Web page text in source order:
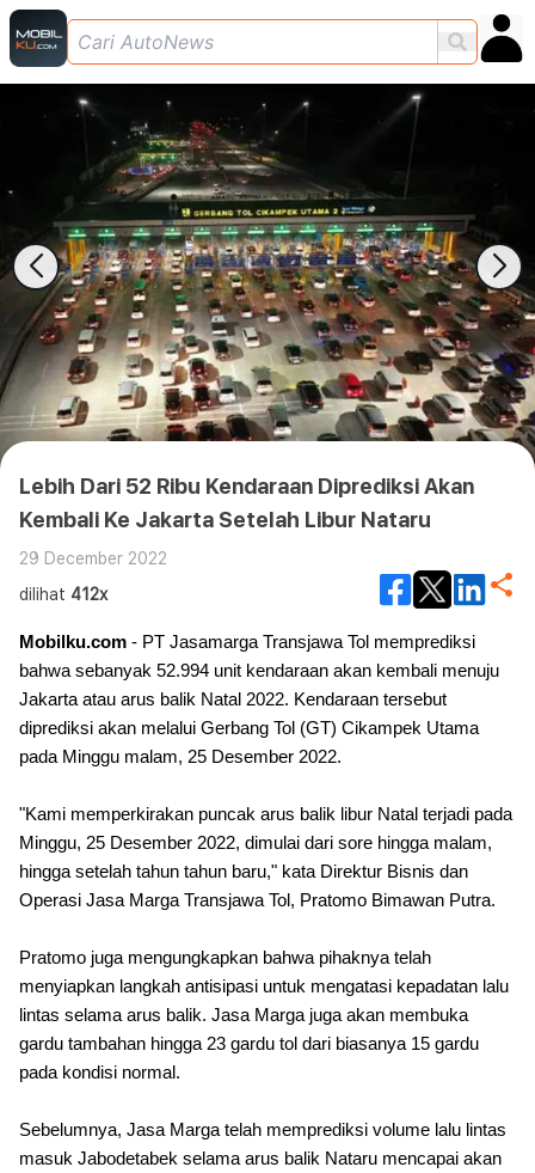
Lebih Dari 52 Ribu Kendaraan Diprediksi Akan
Kembali Ke Jakarta Setelah Libur Nataru
29 December 2022
dilihat 412x
Mobilku.com - PT Jasamarga Transjawa Tol memprediksi
bahwa sebanyak 52.994 unit kendaraan akan kembali menuju
Jakarta atau arus balik Natal 2022. Kendaraan tersebut
diprediksi akan melalui Gerbang Tol (GT) Cikampek Utama
pada Minggu malam, 25 Desember 2022.
"Kami memperkirakan puncak arus balik libur Natal terjadi pada
Minggu, 25 Desember 2022, dimulai dari sore hingga malam,
hingga setelah tahun tahun baru," kata Direktur Bisnis dan
Operasi Jasa Marga Transjawa Tol, Pratomo Bimawan Putra.
Pratomo juga mengungkapkan bahwa pihaknya telah
menyiapkan langkah antisipasi untuk mengatasi kepadatan lalu
lintas selama arus balik. Jasa Marga juga akan membuka
gardu tambahan hingga 23 gardu tol dari biasanya 15 gardu
pada kondisi normal.
Sebelumnya, Jasa Marga telah memprediksi volume lalu lintas
masuk Jabodetabek selama arus balik Nataru mencapai akan